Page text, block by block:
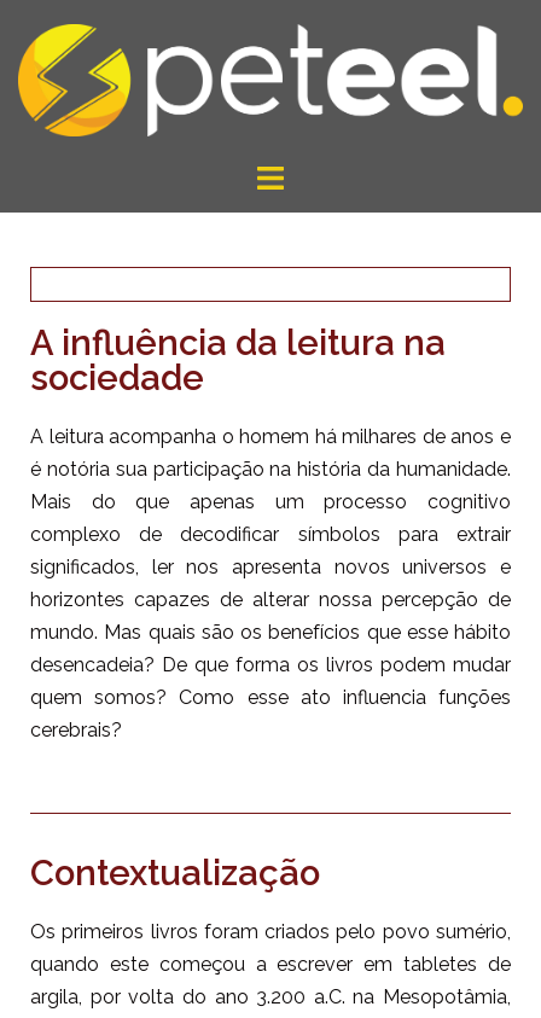
A influência da leitura na
sociedade
A leitura acompanha o homem há milhares de anos e
é notória sua participação na história da humanidade.
Mais do que apenas um processo cognitivo
complexo de decodificar símbolos para extrair
significados, ler nos apresenta novos universos e
horizontes capazes de alterar nossa percepção de
mundo. Mas quais são os benefícios que esse hábito
desencadeia? De que forma os livros podem mudar
quem somos? Como esse ato influencia funções
cerebrais?
Contextualização
Os primeiros livros foram criados pelo povo sumério,
quando este começou a escrever em tabletes de
argila, por volta do ano 3.200 a.C. na Mesopotâmia,